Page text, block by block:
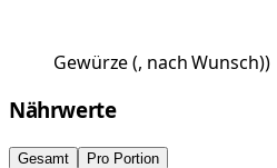
Gewürze(, nach Wunsch))
Nährwerte
Gesamt
Pro Portion